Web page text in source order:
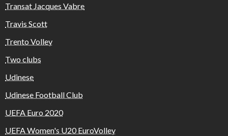
Transat Jacques Vabre
Travis Scott
Trento Volley
Two clubs
Udinese
Udinese Football Club
UEFA Euro 2020
UEFA Women's U20 EuroVolley